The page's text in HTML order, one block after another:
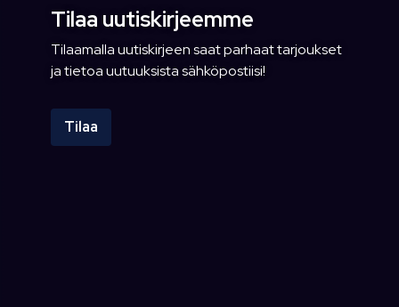
Tilaa uutiskirjeemme
Tilaamalla uutiskirjeen saat parhaat tarjoukset
ja tietoa uutuuksista sähköpostiisi!
Tilaa